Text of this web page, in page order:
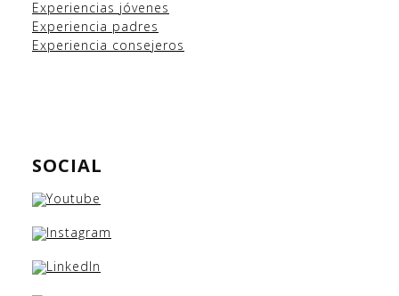
Experiencias jóvenes
Experiencia padres
Experiencia consejeros
SOCIAL